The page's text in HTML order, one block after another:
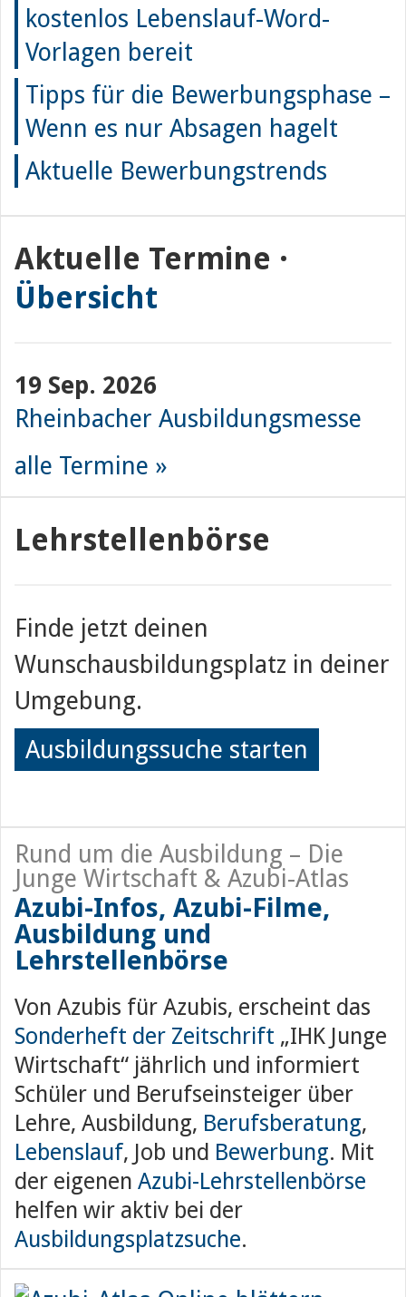
kostenlos Lebenslauf-Word-
Vorlagen bereit
Tipps für die Bewerbungsphase –
Wenn es nur Absagen hagelt
Aktuelle Bewerbungstrends
Aktuelle Termine ·
Übersicht
19 Sep. 2026
Rheinbacher Ausbildungsmesse
alle Termine »
Lehrstellenbörse
Finde jetzt deinen
Wunschausbildungsplatz in deiner
Umgebung.
Ausbildungssuche starten
Rund um die Ausbildung – Die
Junge Wirtschaft & Azubi-Atlas
Azubi-Infos, Azubi-Filme,
Ausbildung und
Lehrstellenbörse
Von Azubis für Azubis, erscheint das
Sonderheft der Zeitschrift „IHK Junge
Wirtschaft“ jährlich und informiert
Schüler und Berufseinsteiger über
Lehre, Ausbildung, Berufsberatung,
Lebenslauf, Job und Bewerbung. Mit
der eigenen Azubi-Lehrstellenbörse
helfen wir aktiv bei der
Ausbildungsplatzsuche.